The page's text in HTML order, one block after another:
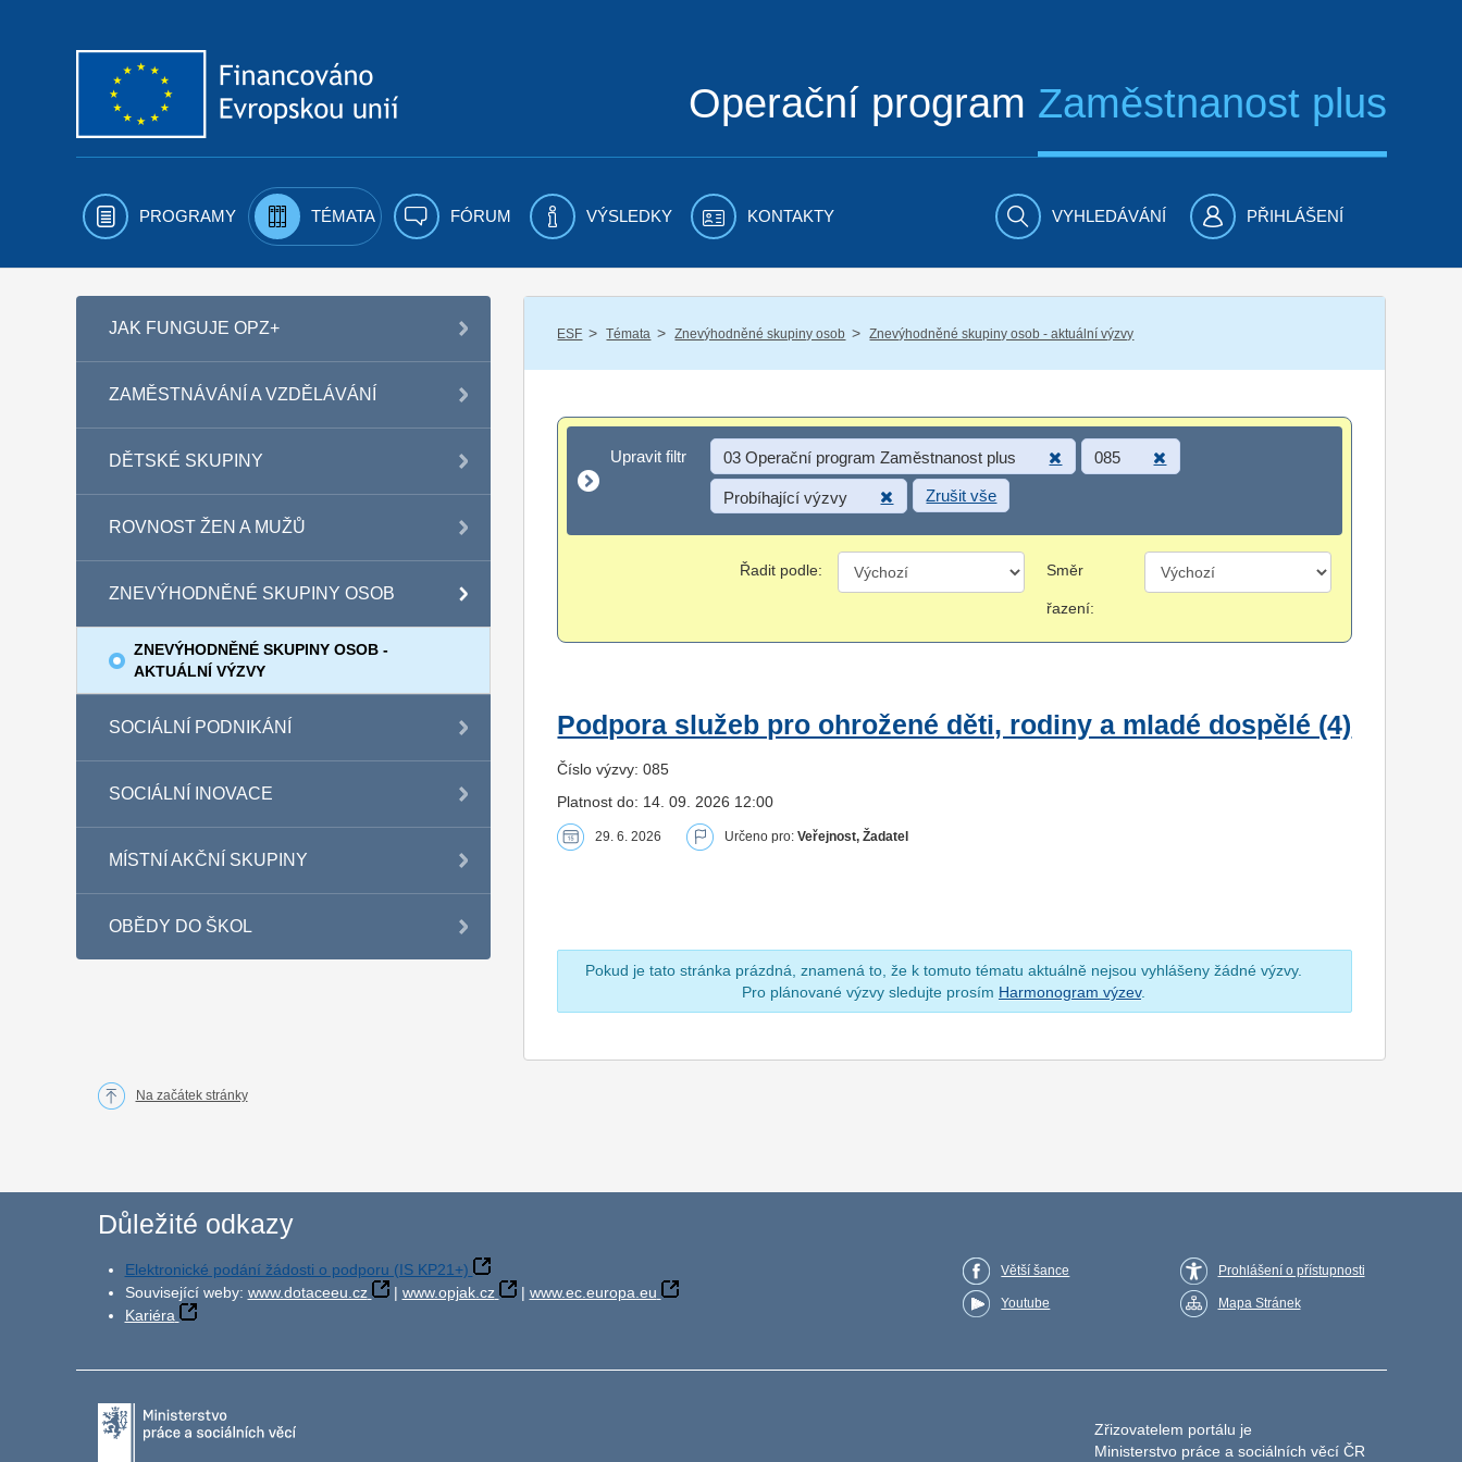
Operační program Zaměstnanost plus
PROGRAMY TÉMATA FÓRUM VÝSLEDKY KONTAKTY VYHLEDÁVÁNÍ PŘIHLÁŠENÍ
JAK FUNGUJE OPZ+
ZAMĚSTNÁVÁNÍ A VZDĚLÁVÁNÍ
DĚTSKÉ SKUPINY
ROVNOST ŽEN A MUŽŮ
ZNEVÝHODNĚNÉ SKUPINY OSOB
ZNEVÝHODNĚNÉ SKUPINY OSOB -
AKTUÁLNÍ VÝZVY
SOCIÁLNÍ PODNIKÁNÍ
SOCIÁLNÍ INOVACE
MÍSTNÍ AKČNÍ SKUPINY
OBĚDY DO ŠKOL
ESF / Témata / Znevýhodněné skupiny osob / Znevýhodněné skupiny osob - aktuální výzvy
Upravit filtr
Upravit filtr 03 Operační program Zaměstnanost plus 085
Probíhající výzvy Zrušit vše
Řadit podle: Směr
řazení:
Podpora služeb pro ohrožené děti, rodiny a mladé dospělé (4)
Číslo výzvy: 085
Platnost do: 14. 09. 2026 12:00
29. 6. 2026 Určeno pro:Veřejnost, Žadatel
Pokud je tato stránka prázdná, znamená to, že k tomuto tématu aktuálně nejsou vyhlášeny žádné výzvy.
Pro plánované výzvy sledujte prosím Harmonogram výzev.
Na začátek stránky
Důležité odkazy
Elektronické podání žádosti o podporu (IS KP21+)
Související weby: www.dotaceeu.cz | www.opjak.cz | www.ec.europa.eu
Kariéra
Větší šance
Youtube
Prohlášení o přístupnosti
Mapa Stránek
Zřizovatelem portálu je
Ministerstvo práce a sociálních věcí ČR